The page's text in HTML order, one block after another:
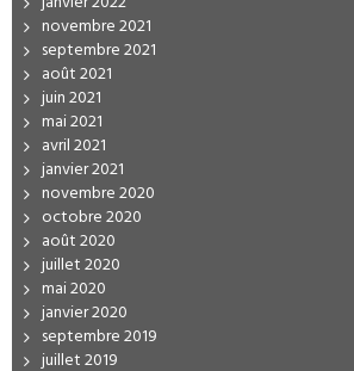
novembre 2021
septembre 2021
août 2021
juin 2021
mai 2021
avril 2021
janvier 2021
novembre 2020
octobre 2020
août 2020
juillet 2020
mai 2020
janvier 2020
septembre 2019
juillet 2019